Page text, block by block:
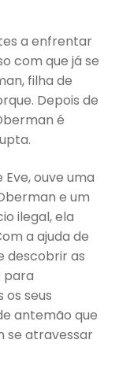
a enfrentar
com que já se
filha de
Depois de
é
ouve uma
e um
ilegal, ela
a ajuda de
descobrir as
para
seus
antemão que
se atravessar